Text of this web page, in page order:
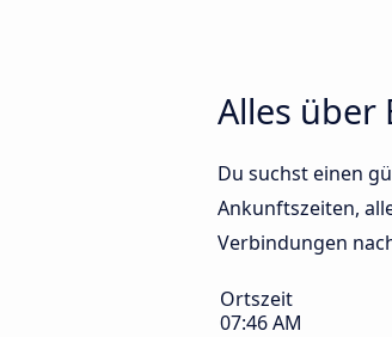
Alles über
Du suchst einen
Ankunftszeiten,
Verbindungen
Ortszeit
07:46 AM